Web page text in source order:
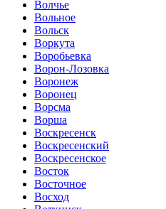
Волчье
Вольное
Вольск
Воркута
Воробьевка
Ворон-Лозовка
Воронеж
Воронец
Ворсма
Ворша
Воскресенск
Воскресенский
Воскресенское
Восток
Восточное
Восход